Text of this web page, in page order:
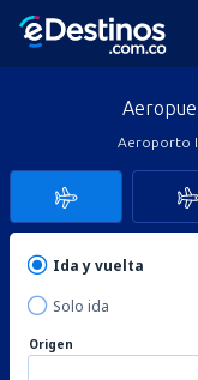
Aeroporto
Ida y vuelta
Solo ida
Origen